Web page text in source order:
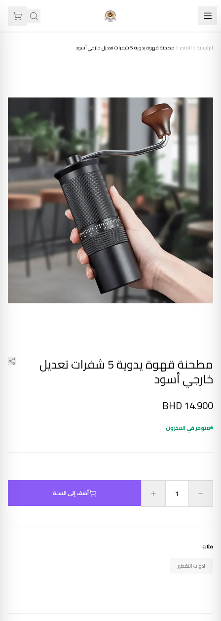
الرئيسية المتجر مطحنة قهوة يدوية 5 شفرات تعديل خارجي أسود
مطحنة قهوة يدوية 5 شفرات تعديل
خارجي أسود
BHD14.900
متوفر في المخزون
أضف إلى السلة
فئات
ادوات التقطير